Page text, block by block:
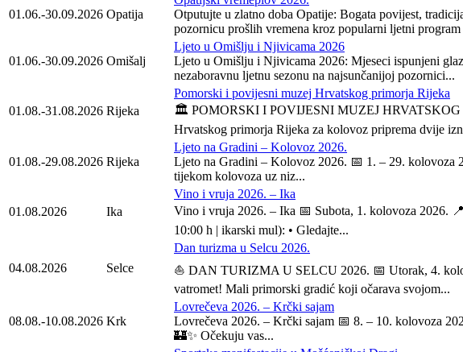
01.06.-30.09.2026 Opatija
Otputujte u zlatno doba Opatije: Bogata povijest,
pozornicu prošlih vremena kroz popularni ljetni
01.06.-30.09.2026 Omišalj
Ljeto u Omišlju i Njivicama 2026
Ljeto u Omišlju i Njivicama 2026: Mjeseci ispunjeni
nezaboravnu ljetnu sezonu na najsunčanijoj pozornici...
01.08.-31.08.2026 Rijeka
Pomorski i povijesni muzej Hrvatskog primorja Rijeka
🏛️ POMORSKI I POVIJESNI MUZEJ HRVATSKOG
Hrvatskog primorja Rijeka za kolovoz priprema dvije
01.08.-29.08.2026 Rijeka
Ljeto na Gradini – Kolovoz 2026.
Ljeto na Gradini – Kolovoz 2026. 📅 1. – 29. kolovoza
tijekom kolovoza uz niz...
01.08.2026 Ika
Vino i vruja 2026. – Ika
Vino i vruja 2026. – Ika 📅 Subota, 1. kolovoza
10:00 h | ikarski mul): • Gledajte...
04.08.2026 Selce
Dan turizma u Selcu 2026.
⛵ DAN TURIZMA U SELCU 2026. 📅 Utorak, 4.
vatromet! Mali primorski gradić koji očarava svojom...
08.08.-10.08.2026 Krk
Lovrečeva 2026. – Krčki sajam
Lovrečeva 2026. – Krčki sajam 📅 8. – 10. kolovoza
🏰✨ Očekuju vas...